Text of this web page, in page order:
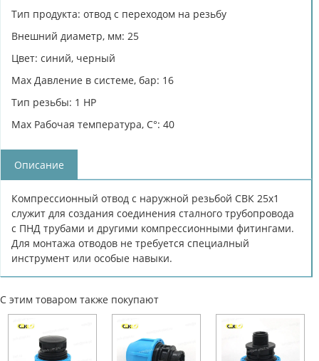
Тип продукта: отвод с переходом на резьбу
Внешний диаметр, мм: 25
Цвет: синий, черный
Max Давление в системе, бар: 16
Тип резьбы: 1 НР
Max Рабочая температура, C°: 40
Описание
Компрессионный отвод с наружной резьбой СВК 25х1
служит для создания соединения сталного трубопровода
с ПНД трубами и другими компрессионными фитингами.
Для монтажа отводов не требуется специалный
инструмент или особые навыки.
С этим товаром также покупают